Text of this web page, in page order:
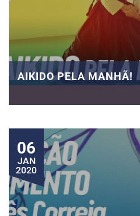
AIKIDO PELA MANHÃ!
06
JAN
2020